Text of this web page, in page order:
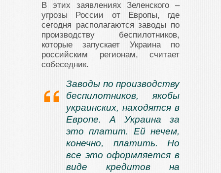
В этих заявлениях Зеленского –
угрозы России от Европы, где
сегодня располагаются заводы по
производству беспилотников,
которые запускает Украина по
российским регионам, считает
собеседник.
Заводы по производству
беспилотников, якобы
украинских, находятся в
Европе. А Украина за
это платит. Ей нечем,
конечно, платить. Но
все это оформляется в
виде кредитов на